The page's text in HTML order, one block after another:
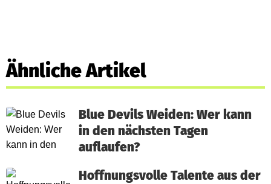
Ähnliche Artikel
Blue Devils Weiden: Wer kann
in den nächsten Tagen
auflaufen?
Hoffnungsvolle Talente aus der